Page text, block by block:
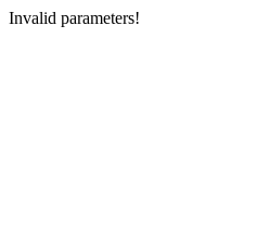
Invalid parameters!